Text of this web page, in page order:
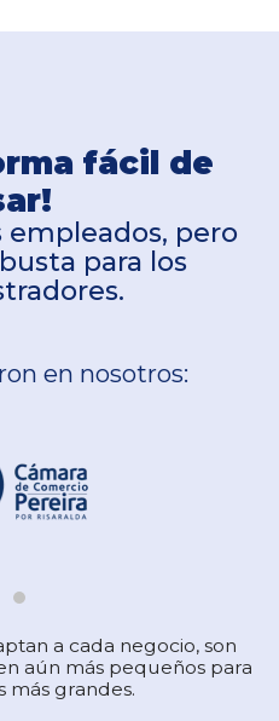
fácil de
empleados, pero
para los
en nosotros:
a cada negocio, son
aún más pequeños para
más grandes.